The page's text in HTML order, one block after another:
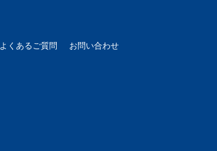
よくあるご質問 お問い合わせ